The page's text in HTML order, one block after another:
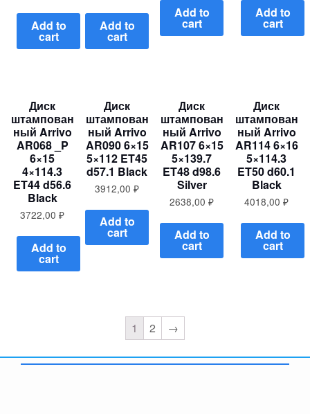
Add to
cart
Add to
cart
Add to
cart
Add to
cart
Диск
штампован
ный Arrivo
AR068 _P
6×15
4×114.3
ET44 d56.6
Black
3722,00₽
Add to
cart
Диск
штампован
ный Arrivo
AR090 6×15
5×112 ET45
d57.1 Black
3912,00₽
Add to
cart
Диск
штампован
ный Arrivo
AR107 6×15
5×139.7
ET48 d98.6
Silver
2638,00₽
Add to
cart
Диск
штампован
ный Arrivo
AR114 6×16
5×114.3
ET50 d60.1
Black
4018,00₽
Add to
cart
1 2 →